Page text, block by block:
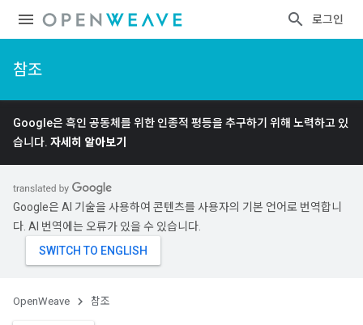
로그인
참조
Google은 흑인 공동체를 위한 인종적 평등을 추구하기 위해 노력하고 있
습니다. 자세히 알아보기
Google은 AI 기술을 사용하여 콘텐츠를 사용자의 기본 언어로 번역합니
다. AI 번역에는 오류가 있을 수 있습니다.
OpenWeave 참조